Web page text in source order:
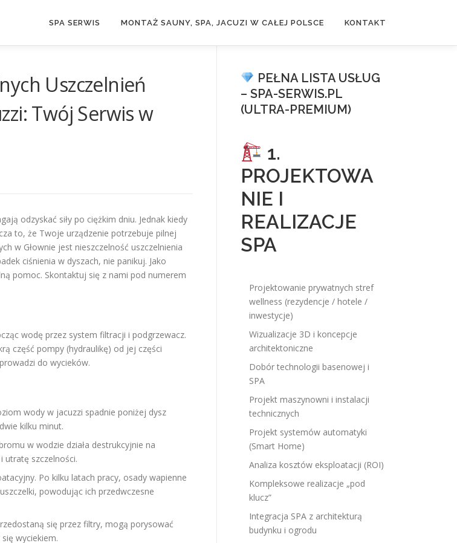
SPA SERWIS MONTAŻ SAUNY, SPA, JACUZI W CAŁEJ POLSCE KONTAKT
Uszczelnień
Twój Serwis w
odzyskać siły po ciężkim dniu. Jednak kiedy
to, że Twoje urządzenie potrzebuje pilnej
w Głownie jest nieszczelność uszczelnienia
ciśnienia w dyszach, nie panikuj. Jako
pomoc. Skontaktuj się z nami pod numerem
wodę przez system filtracji i podgrzewacz.
część pompy (hydraulikę) od jej części
do wycieków.
wody w jacuzzi spadnie poniżej dysz
kilku minut.
w wodzie działa destrukcyjnie na
utratę szczelności.
Po kilku latach pracy, osady wapienne
powodując ich przedwczesne
się przez filtry, mogą porysować
wyciekiem.
PEŁNA LISTA USŁUG
– SPA-SERWIS.PL
(ULTRA-PREMIUM)
1.
PROJEKTOWA
NIE I
REALIZACJE
SPA
Projektowanie prywatnych stref
wellness (rezydencje / hotele /
inwestycje)
Wizualizacje 3D i koncepcje
architektoniczne
Dobór technologii basenowej i
SPA
Projekt maszynowni i instalacji
technicznych
Projekt systemów automatyki
(Smart Home)
Analiza kosztów eksploatacji (ROI)
Kompleksowe realizacje „pod
klucz”
Integracja SPA z architekturą
budynku i ogrodu